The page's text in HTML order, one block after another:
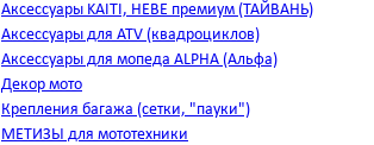
Аксессуары KAITI, HEBE премиум (ТАЙВАНЬ)
Аксессуары для ATV (квадроциклов)
Аксессуары для мопеда ALPHA (Альфа)
Декор мото
Крепления багажа (сетки, "пауки")
МЕТИЗЫ для мототехники